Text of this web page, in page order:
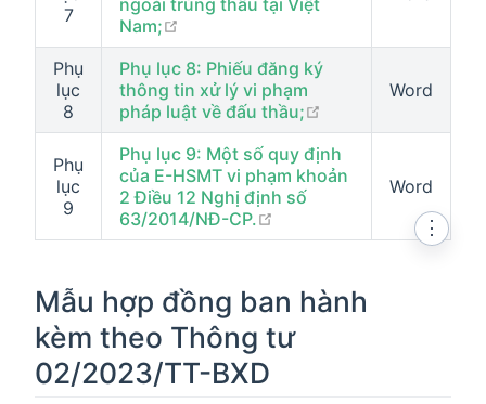
7
ngoài trúng thầu tại Việt
Nam;
Phụ
lục
8
Phụ lục 8: Phiếu đăng ký
thông tin xử lý vi phạm
pháp luật về đấu thầu;
Word
Phụ
lục
9
Phụ lục 9: Một số quy định
của E-HSMT vi phạm khoản
2 Điều 12 Nghị định số
63/2014/NĐ-CP.
open in new window
Word
Mẫu hợp đồng ban hành
kèm theo Thông tư
02/2023/TT-BXD
⋮